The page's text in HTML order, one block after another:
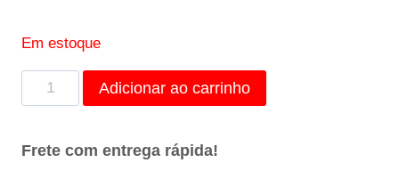
Em estoque
Braçadeira
de
40-
Adicionar ao carrinho
Frete com entrega rápida!